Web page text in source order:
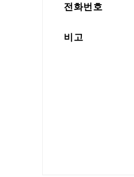
전화번호
비고